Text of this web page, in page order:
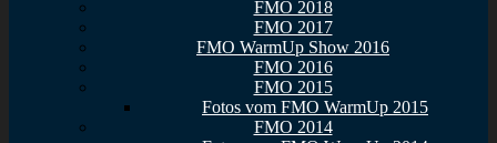
FMO 2018
FMO 2017
FMO WarmUp Show 2016
FMO 2016
FMO 2015
Fotos vom FMO WarmUp 2015
FMO 2014